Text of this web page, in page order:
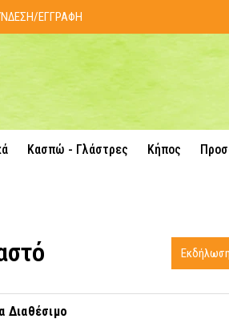
ΕΓΓΡΑΦΗ
Κασπώ - Γλάστρες Κήπος
Διαθέσιμο